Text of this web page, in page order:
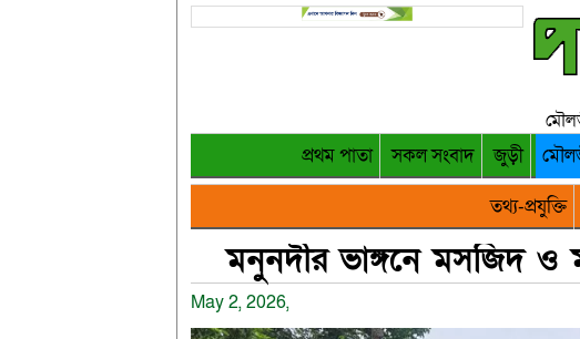
প্রথম পাতা সকল সংবাদ জুড়ী
তথ্য-প্রযুক্তি
মনুনদীর ভাঙ্গনে মসজিদ ও
May 2, 2026,